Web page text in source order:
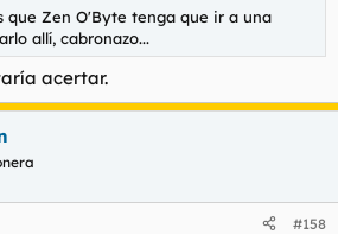
que Zen O'Byte tenga que ir a una
allí, cabronazo...
acertar.
#158